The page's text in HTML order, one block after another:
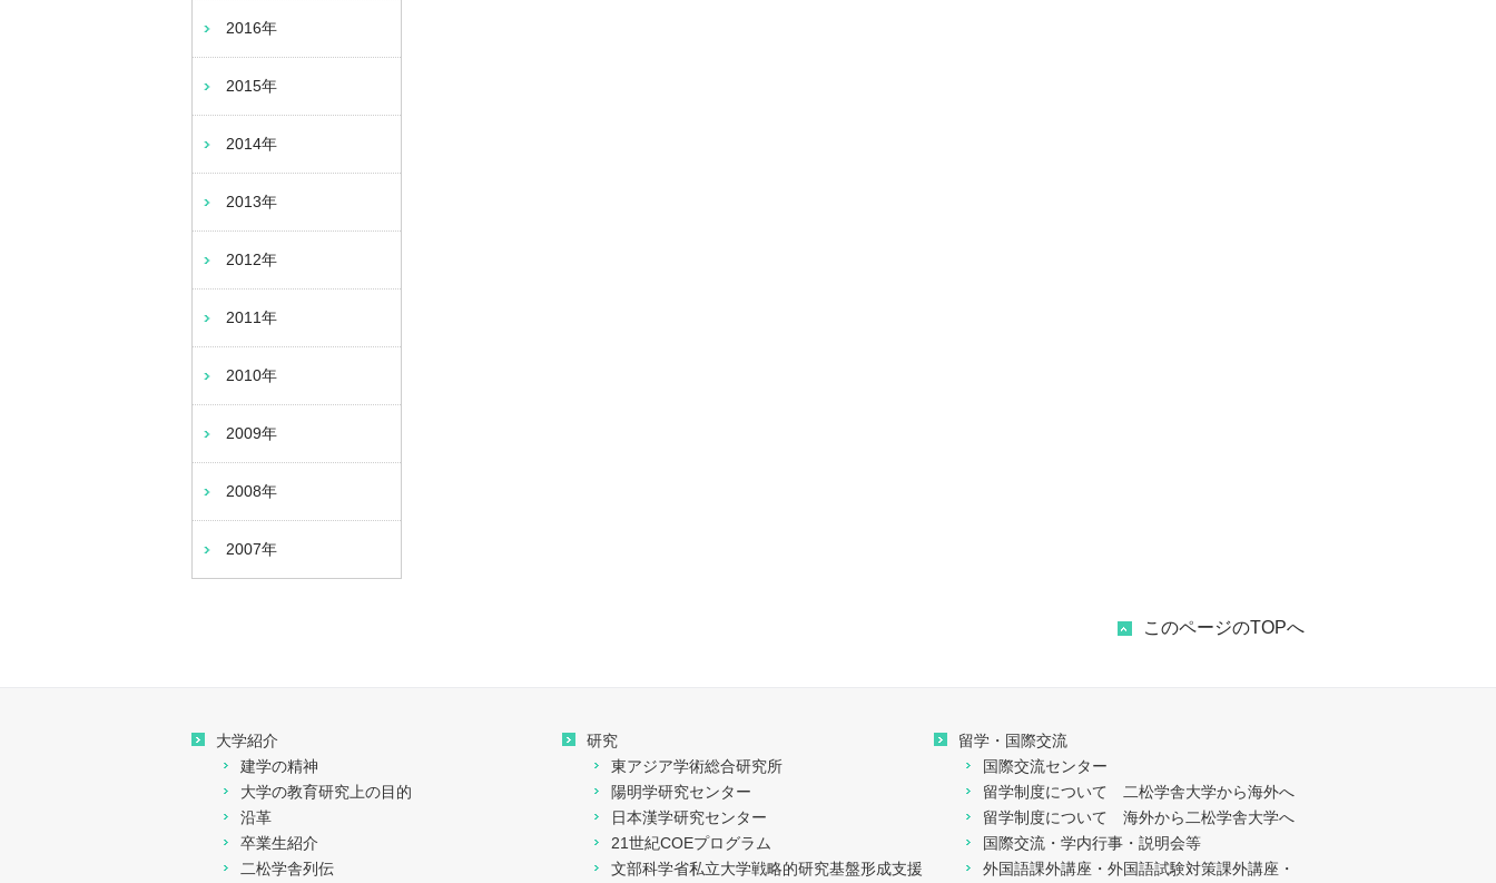
2016年
2015年
2014年
2013年
2012年
2011年
2010年
2009年
2008年
2007年
このページのTOPへ
大学紹介
建学の精神
大学の教育研究上の目的
沿革
卒業生紹介
二松学舎列伝
研究
東アジア学術総合研究所
陽明学研究センター
日本漢学研究センター
21世紀COEプログラム
文部科学省私立大学戦略的研究基盤形成支援
留学・国際交流
国際交流センター
留学制度について 二松学舎大学から海外へ
留学制度について 海外から二松学舎大学へ
国際交流・学内行事・説明会等
外国語課外講座・外国語試験対策課外講座・